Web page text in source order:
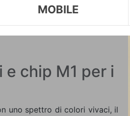
MOBILE
chip M1 per i
uno spettro di colori vivaci, il